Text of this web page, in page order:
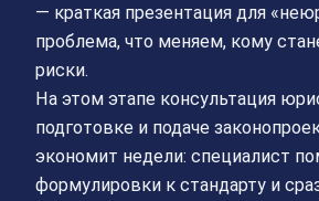
— краткая презентация для
проблема, что меняем, кому
риски.
На этом этапе консультация
подготовке и подаче
экономит недели: специалист
формулировки к стандарту и